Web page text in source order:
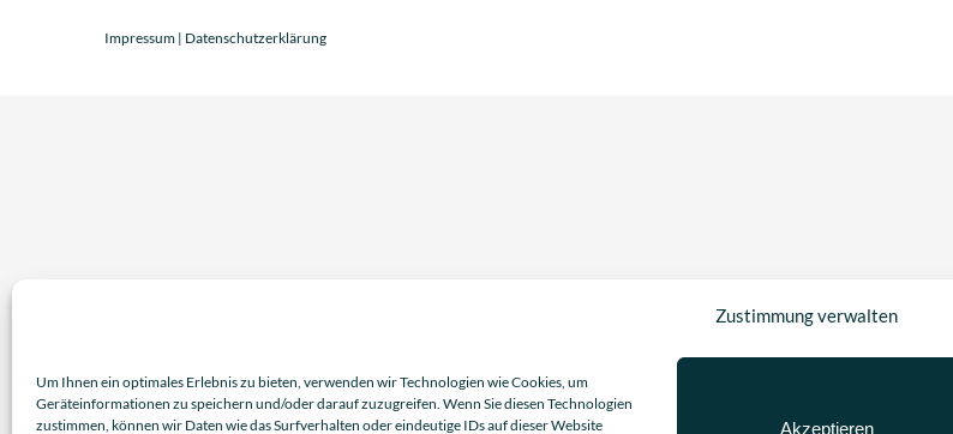
Zustimmung verwalten
Um Ihnen ein optimales Erlebnis zu bieten, verwenden wir Technologien wie Cookies, um
Geräteinformationen zu speichern und/oder darauf zuzugreifen. Wenn Sie diesen Technologien
zustimmen, können wir Daten wie das Surfverhalten oder eindeutige IDs auf dieser Website
Akzeptieren
Impressum| Datenschutzerklärung